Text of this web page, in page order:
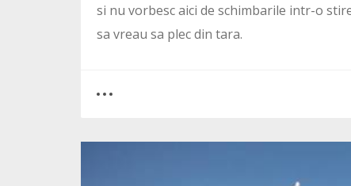
si nu vorbesc aici de schimbarile intr-o
sa vreau sa plec din tara.